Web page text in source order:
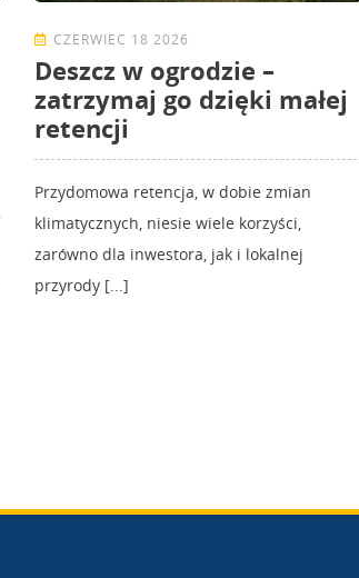
CZERWIEC 18 2026
Deszcz w ogrodzie –
zatrzymaj go dzięki małej
retencji
Przydomowa retencja, w dobie zmian
klimatycznych, niesie wiele korzyści,
zarówno dla inwestora, jak i lokalnej
przyrody [...]